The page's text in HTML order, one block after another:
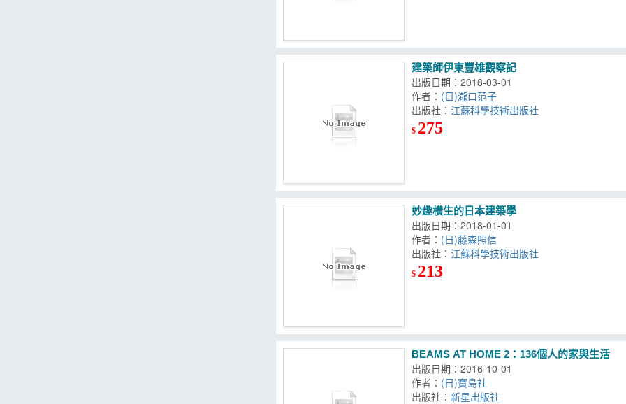
建築師伊東豐雄觀察記
出版日期：2018-03-01
作者： (日)瀧口范子
出版社：江蘇科學技術出版社
$ 275
妙趣橫生的日本建築學
出版日期：2018-01-01
作者： (日)藤森照信
出版社：江蘇科學技術出版社
$ 213
BEAMS AT HOME 2：136個人的家與生活
出版日期：2016-10-01
作者： (日)寶島社
出版社：新星出版社